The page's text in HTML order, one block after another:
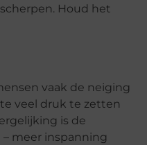
Houd het
vaak de neiging
veel druk te zetten
is de
meer inspanning